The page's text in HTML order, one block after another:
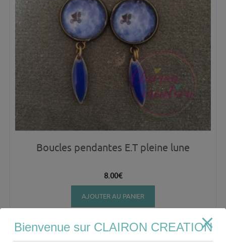
Boucles pendantes E.T pleine lune
8.00€
AJOUTER AU PANIER
Bienvenue sur CLAIRON CREATION